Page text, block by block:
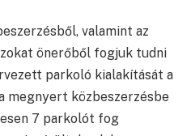
valamint az
önerőből fogjuk tudni
parkoló kialakítását a
megnyert közbeszerzésbe
7 parkolót fog